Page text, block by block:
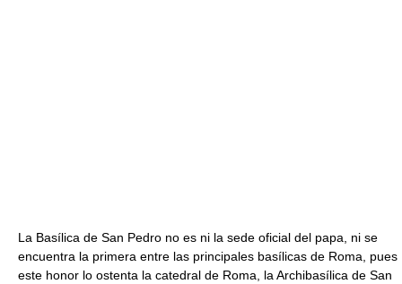
La Basílica de San Pedro no es ni la sede oficial del papa, ni se
encuentra la primera entre las principales basílicas de Roma, pues
este honor lo ostenta la catedral de Roma, la Archibasílica de San